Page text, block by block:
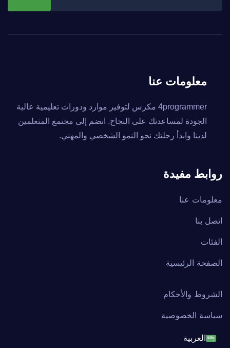
معلومات عنا
4programmer مكرس لتوفير موارد ودورات تعليمية عالية
الجودة لمساعدتك على النجاح. انضم إلى مجتمع المتعلمين
لدينا وابدأ رحلتك نحو النمو الشخصي والمهني.
روابط مفيدة
معلومات عنا
اتصل بنا
الفئات
الصفحة الرئيسية
الشروط والأحكام
سياسة الخصوصية
العربية